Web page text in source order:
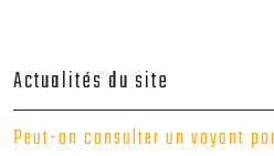
Actualités du site
Peut-on consulter un voyant